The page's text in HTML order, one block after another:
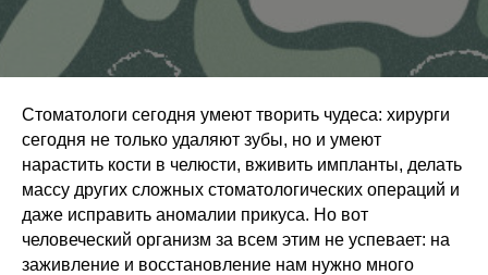
Стоматологи сегодня умеют творить чудеса: хирурги
сегодня не только удаляют зубы, но и умеют
нарастить кости в челюсти, вживить импланты, делать
массу других сложных стоматологических операций и
даже исправить аномалии прикуса. Но вот
человеческий организм за всем этим не успевает: на
заживление и восстановление нам нужно много